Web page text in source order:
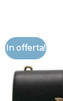
In offerta!